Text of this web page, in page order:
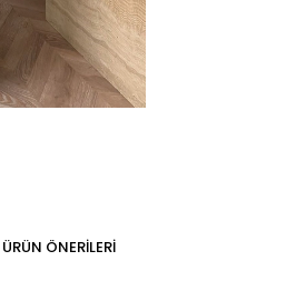
ÜRÜN ÖNERILERI